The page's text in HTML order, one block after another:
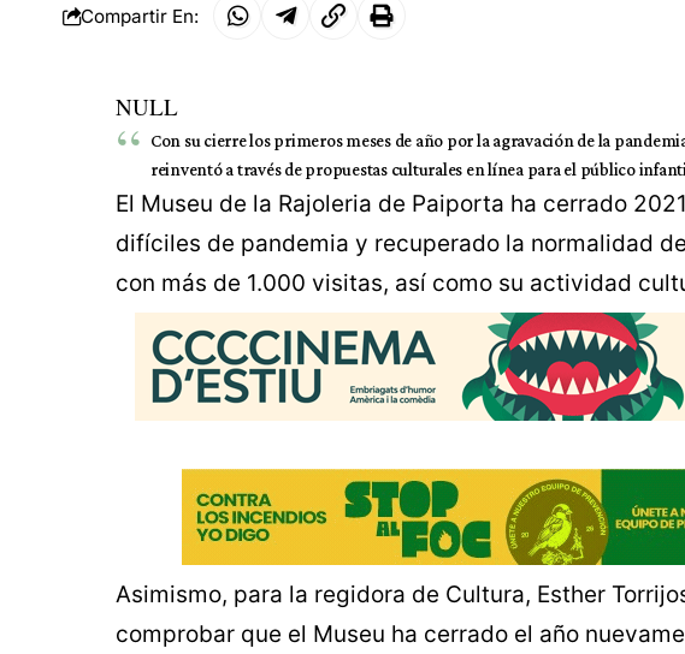
Compartir En:
NULL
Con su cierre los primeros meses de año por la agravación de la
reinventó a través de propuestas culturales en línea para el público
El Museu de la Rajoleria de Paiporta ha cerrado
difíciles de pandemia y recuperado la normalidad
con más de 1.000 visitas, así como su actividad
Asimismo, para la regidora de Cultura, Esther
comprobar que el Museu ha cerrado el año